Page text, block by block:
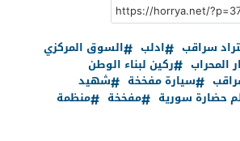
سراقب ادلب
السوق المركزي
المحراب
ركين لبناء الوطن
سيارة مفخخة
شهيد
حضارة سورية مفخخة منظمة